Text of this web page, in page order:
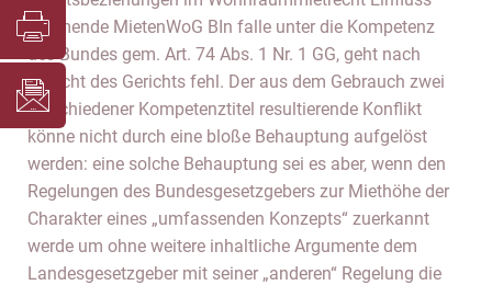
nehmende MietenWoG BIn falle unter die Kompetenz
des Bundes gem. Art. 74 Abs. 1 Nr. 1 GG, geht nach
Ansicht des Gerichts fehl. Der aus dem Gebrauch zwei
verschiedener Kompetenztitel resultierende Konflikt
könne nicht durch eine bloße Behauptung aufgelöst
werden: eine solche Behauptung sei es aber, wenn den
Regelungen des Bundesgesetzgebers zur Miethöhe der
Charakter eines „umfassenden Konzepts“ zuerkannt
werde um ohne weitere inhaltliche Argumente dem
Landesgesetzgeber mit seiner „anderen“ Regelung die